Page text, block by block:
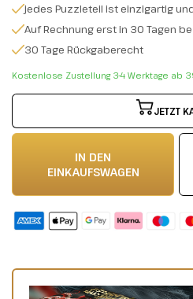
jedes Puzzleteil ist einzigartig
Auf Rechnung erst in 30 Tagen
30 Tage Rückgaberecht
Kostenlose Zustellung 3-4 Werktage ab
JETZT
IN DEN
EINKAUFSWAGEN